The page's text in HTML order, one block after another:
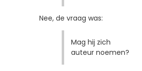
Nee, de vraag was:
Mag hij zich
auteur noemen?